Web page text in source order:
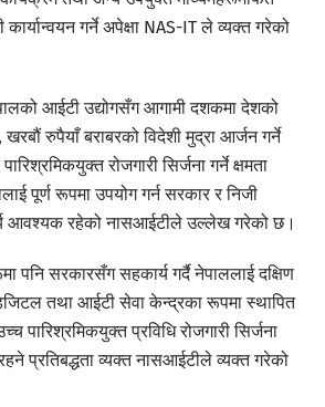
कार्यान्वयन गर्ने अपेक्षा NAS-IT ले व्यक्त गरेको
आईटी उद्योगसँग आगामी दशकमा देशको
खरबौं रुपैयाँ बराबरको विदेशी मुद्रा आर्जन गर्ने
रोजगारी सिर्जना गर्ने क्षमता
पूर्ण रूपमा उपयोग गर्न सरकार र निजी
आवश्यक रहेको नासआईटीले उल्लेख गरेको छ।
पनि सरकारसँग सहकार्य गर्दै नेपाललाई दक्षिण
तथा आईटी सेवा केन्द्रका रूपमा स्थापित
पारिश्रमिकयुक्त प्रविधि रोजगारी सिर्जना
प्रतिबद्धता व्यक्त नासआईटीले व्यक्त गरेको